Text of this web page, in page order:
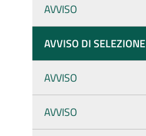
AVVISO
AVVISO DI SELEZIONE
AVVISO
AVVISO